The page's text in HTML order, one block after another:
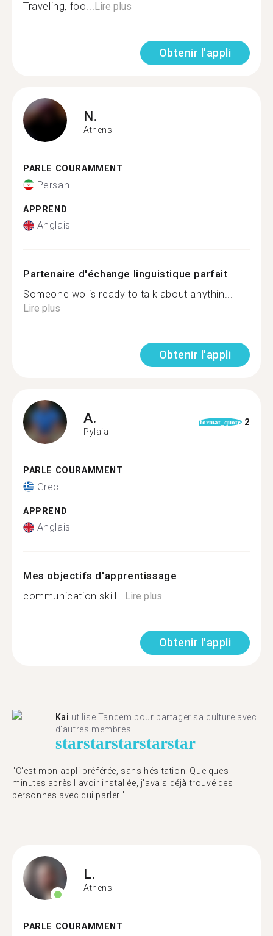
Traveling, foo...Lire plus
Obtenir l'appli
N.
Athens
PARLE COURAMMENT
Persan
APPREND
Anglais
Partenaire d'échange linguistique parfait
Someone wo is ready to talk about anythin...
Lire plus
Obtenir l'appli
A.
Pylaia
format_quote 2
PARLE COURAMMENT
Grec
APPREND
Anglais
Mes objectifs d'apprentissage
communication skill...Lire plus
Obtenir l'appli
Kai utilise Tandem pour partager sa culture avec
d'autres membres.
starstarstarstarstar
"C'est mon appli préférée, sans hésitation. Quelques
minutes après l'avoir installée, j'avais déjà trouvé des
personnes avec qui parler."
L.
Athens
PARLE COURAMMENT